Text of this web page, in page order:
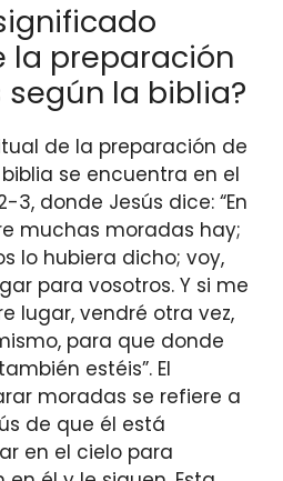
la preparación
la biblia?
de la preparación de
se encuentra en el
3, donde Jesús dice: “En
muchas moradas hay;
lo hubiera dicho; voy,
para vosotros. Y si me
lugar, vendré otra vez,
para que donde
estéis”. El
moradas se refiere a
de que él está
en el cielo para